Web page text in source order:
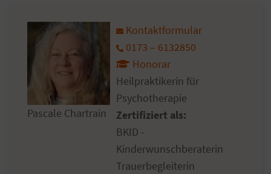
Pascale Chartrain
Kontaktformular
0173 – 6132850
Honorar
Heilpraktikerin für
Psychotherapie
Zertifiziert als:
BKID -
Kinderwunschberaterin
Trauerbegleiterin